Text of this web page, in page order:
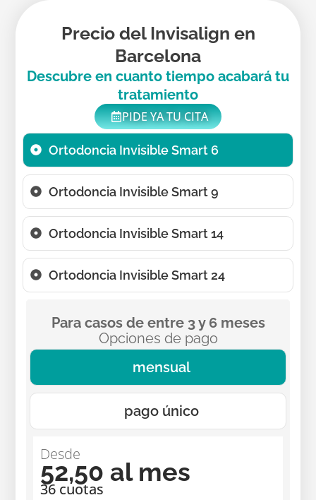
Precio del Invisalign en
Barcelona
Descubre en cuanto tiempo acabará tu
tratamiento
PIDE YA TU CITA
Ortodoncia Invisible Smart 6
Ortodoncia Invisible Smart 9
Ortodoncia Invisible Smart 14
Ortodoncia Invisible Smart 24
Para casos de entre 3 y 6 meses
Opciones de pago
mensual
pago único
Desde
52,50 al mes
36 cuotas